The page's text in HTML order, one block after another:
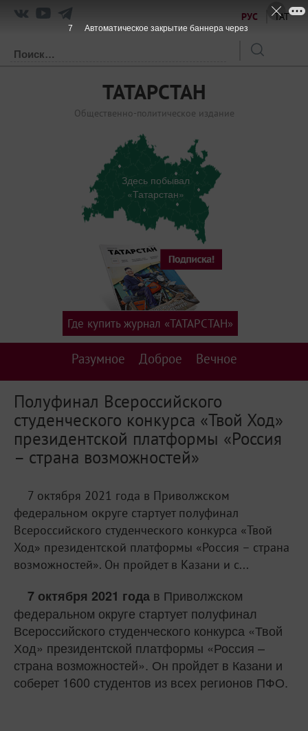
РУС ТАТ
ТАТАРСТАН
Общественно-политическое издание
Здесь побывал
«Татарстан»
Разумное Доброе Вечное
Где купить журнал «ТАТАРСТАН»
Полуфинал Всероссийского
студенческого конкурса «Твой Ход»
президентской платформы «Россия
– страна возможностей»
7 октября 2021 года в Приволжском
федеральном округе стартует полуфинал
Всероссийского студенческого конкурса «Твой
Ход» президентской платформы «Россия – страна
возможностей». Он пройдет в Казани и с...
7 октября 2021 года в Приволжском
федеральном округе стартует полуфинал
Всероссийского студенческого конкурса «Твой
Ход» президентской платформы «Россия –
страна возможностей». Он пройдет в Казани и
соберет 1600 студентов из всех регионов ПФО.
6 Автоматическое закрытие баннера через